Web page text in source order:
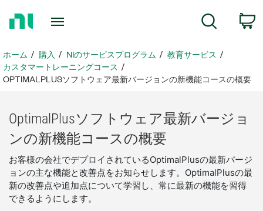
ペ
ー
ジ
ホーム 購入 NIのサービスプログラム
教育サービス
カスタマートレーニングコース
OPTIMALPLUSソフトウェア最新バージョンの新機能コースの概要
OptimalPlusソフトウェア最新バージョ
ンの新機能コースの概要
お客様の会社でデプロイされているOptimalPlusの最新バージ
ョンの主な機能と改善点をお知らせします。OptimalPlusの最
新の改善点や追加点について学習し、常に最新の機能を習得
できるようにします。